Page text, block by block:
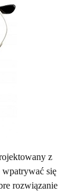
z
wpatrywać się
rozwiązanie